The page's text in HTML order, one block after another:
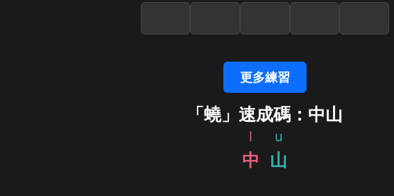
更多練習
「蟯」速成碼：中山
l
中
u
山